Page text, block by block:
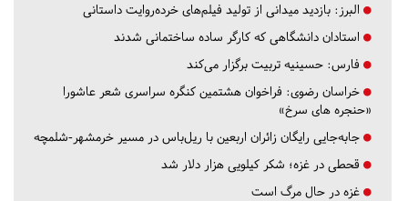
البرز: بازدید میدانی از تولید فیلم‌های خرده‌روایت داستانی
استادان دانشگاهی که کارگر ساده ساختمانی شدند
فارس: حسینیه تربیت برگزار می‌کند
خراسان رضوی: فراخوان هشتمین کنگره سراسری شعر عاشورا
«حنجره های سرخ»
جابه‌جایی رایگان زائران اربعین با ریل‌باس در مسیر خرمشهر-شلمچه
قحطی در غزه؛ شکر کیلویی هزار دلار شد
غزه در حال مرگ است